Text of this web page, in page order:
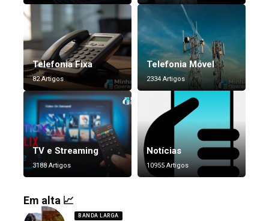
Telefonia Fixa
82 Artigos
Telefonia Móvel
2334 Artigos
TV e Streaming
3188 Artigos
Notícias
10955 Artigos
Em alta 📈
BANDA LARGA